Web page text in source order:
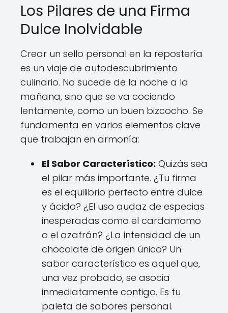
Los Pilares de una Firma
Dulce Inolvidable
Crear un sello personal en la repostería
es un viaje de autodescubrimiento
culinario. No sucede de la noche a la
mañana, sino que se va cociendo
lentamente, como un buen bizcocho. Se
fundamenta en varios elementos clave
que trabajan en armonía:
El Sabor Característico: Quizás sea
el pilar más importante. ¿Tu firma
es el equilibrio perfecto entre dulce
y ácido? ¿El uso audaz de especias
inesperadas como el cardamomo
o el azafrán? ¿La intensidad de un
chocolate de origen único? Un
sabor característico es aquel que,
una vez probado, se asocia
inmediatamente contigo. Es tu
paleta de sabores personal.